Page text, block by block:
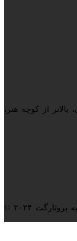
از کوچه هنر،
۱۴۰۲ ~ کلیه حقوق این وب سایت متعلق به پروتارگت ۲۰۲۴ ©️